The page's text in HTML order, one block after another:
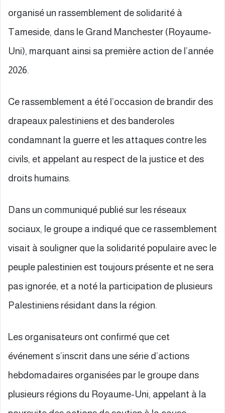
organisé un rassemblement de solidarité à
Tameside, dans le Grand Manchester (Royaume-
Uni), marquant ainsi sa première action de l’année
2026.
Ce rassemblement a été l’occasion de brandir des
drapeaux palestiniens et des banderoles
condamnant la guerre et les attaques contre les
civils, et appelant au respect de la justice et des
droits humains.
Dans un communiqué publié sur les réseaux
sociaux, le groupe a indiqué que ce rassemblement
visait à souligner que la solidarité populaire avec le
peuple palestinien est toujours présente et ne sera
pas ignorée, et a noté la participation de plusieurs
Palestiniens résidant dans la région.
Les organisateurs ont confirmé que cet
événement s’inscrit dans une série d’actions
hebdomadaires organisées par le groupe dans
plusieurs régions du Royaume-Uni, appelant à la